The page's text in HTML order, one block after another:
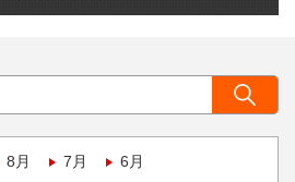
8月 7月 6月